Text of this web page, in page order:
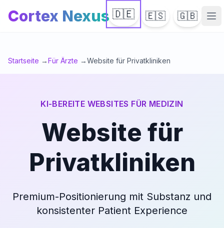
Cortex Nexus 🇩🇪 🇪🇸 🇬🇧
Startseite →Für Ärzte →Website für Privatkliniken
KI-BEREITE WEBSITES FÜR MEDIZIN
Website für
Privatkliniken
Premium-Positionierung mit Substanz und
konsistenter Patient Experience